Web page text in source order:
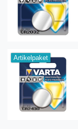
Artikelpaket